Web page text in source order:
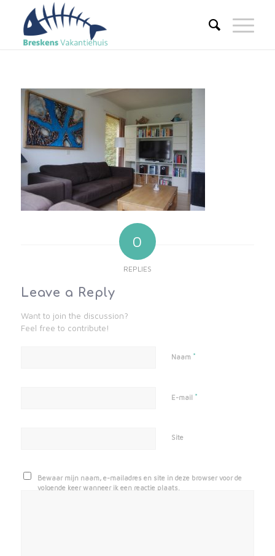
0
REPLIES
Leave a Reply
Want to join the discussion?
Feel free to contribute!
Naam *
E-mail *
Site
Bewaar mijn naam, e-mailadres en site in deze browser voor de
volgende keer wanneer ik een reactie plaats.